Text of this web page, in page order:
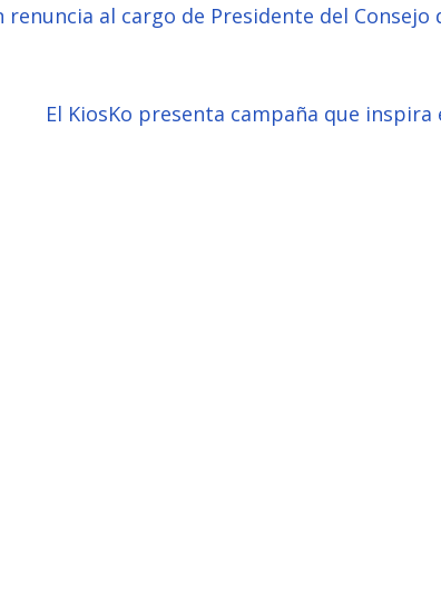
renuncia al cargo de Presidente del Consejo
El KiosKo presenta campaña que